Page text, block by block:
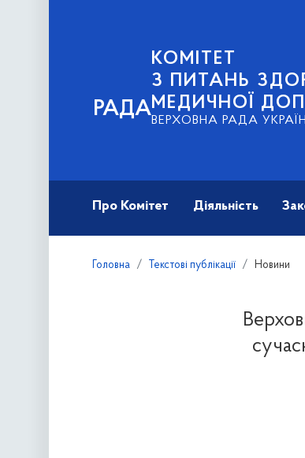
РАДА
КОМІТЕТ
З ПИТАНЬ
МЕДИЧНОЇ
ВЕРХОВНА РАДА
Про Комітет Діяльність
Головна Текстові публікації Новини